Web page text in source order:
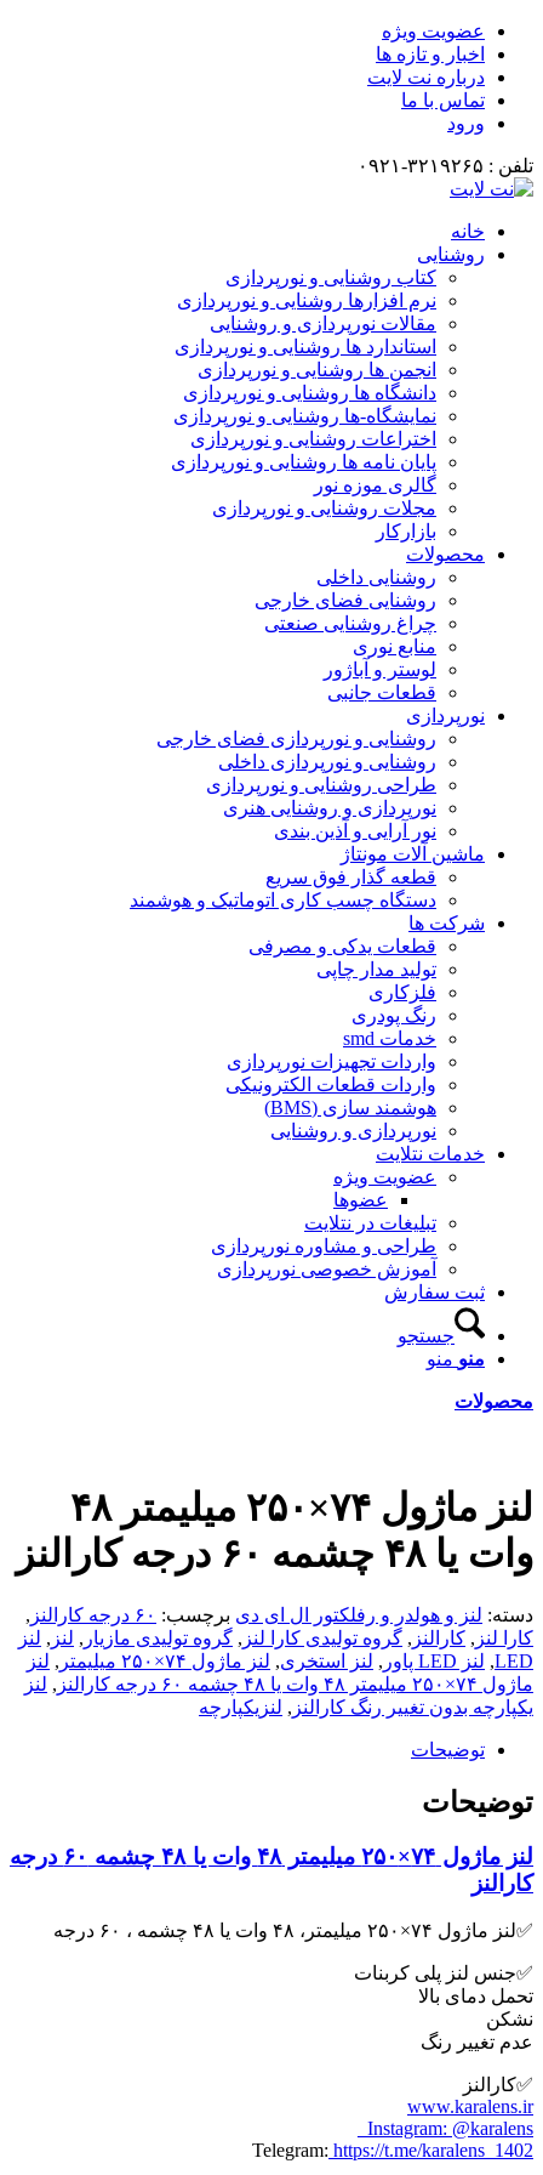
عضویت ویژه
اخبار و تازه ها
درباره نت لایت
تماس با ما
ورود
تلفن : ۳۲۱۹۲۶۵-۰۹۲۱
خانه
روشنایی
کتاب روشنایی و نورپردازی
نرم افزارها روشنایی و نورپردازی
مقالات نورپردازی و روشنایی
استاندارد ها روشنایی و نورپردازی
انجمن ها روشنایی و نورپردازی
دانشگاه ها روشنایی و نورپردازی
نمایشگاه-ها روشنایی و نورپردازی
اختراعات روشنایی و نورپردازی
پایان نامه ها روشنایی و نورپردازی
گالری موزه نور
مجلات روشنایی و نورپردازی
بازارکار
محصولات
روشنایی داخلی
روشنایی فضای خارجی
چراغ روشنایی صنعتی
منابع نوری
لوستر و آباژور
قطعات جانبی
نورپردازی
روشنایی و نورپردازی فضای خارجی
روشنایی و نورپردازی داخلی
طراحی روشنایی و نورپردازی
نورپردازی و روشنایی هنری
نور آرایی و آذین بندی
ماشین آلات مونتاژ
قطعه گذار فوق سریع
دستگاه چسب کاری اتوماتیک و هوشمند
شرکت ها
قطعات یدکی و مصرفی
تولید مدار چاپی
فلزکاری
رنگ پودری
خدمات smd
واردات تجهیزات نورپردازی
واردات قطعات الکترونیکی
هوشمند سازی (BMS)
نورپردازی و روشنایی
خدمات نتلایت
عضویت ویژه
عضوها
تبلیغات در نتلایت
طراحی و مشاوره نورپردازی
آموزش خصوصی نورپردازی
ثبت سفارش
جستجو
منو منو
محصولات
لنز ماژول ۷۴×۲۵۰ میلیمتر ۴۸
وات یا ۴۸ چشمه ۶۰ درجه کارالنز
دسته: لنز و هولدر و رفلکتور ال ای دی برچسب: ۶۰ درجه کارالنز
,
کارا لنز , کارالنز , گروه تولیدی کارا لنز , گروه تولیدی مازیار , لنز , لنز
LED
, لنز LED پاور , لنز استخری, لنز ماژول ۷۴×۲۵۰ میلیمتر , لنز
ماژول ۷۴×۲۵۰ میلیمتر ۴۸ وات یا ۴۸ چشمه ۶۰ درجه کارالنز
, لنز
یکپارچه بدون تغییر رنگ کارالنز , لنزیکپارچه
توضیحات
توضیحات
لنز ماژول ۷۴×۲۵۰ میلیمتر ۴۸ وات یا ۴۸ چشمه ۶۰ درجه
کارالنز
✅لنز ماژول ۷۴×۲۵۰ میلیمتر، ۴۸ وات یا ۴۸ چشمه ، ۶۰ درجه
✅جنس لنز پلی کربنات
تحمل دمای بالا
نشکن
عدم تغییر رنگ
✅کارالنز
www.karalens.ir
Instagram: @karalens_
Telegram: https://t.me/karalens_1402